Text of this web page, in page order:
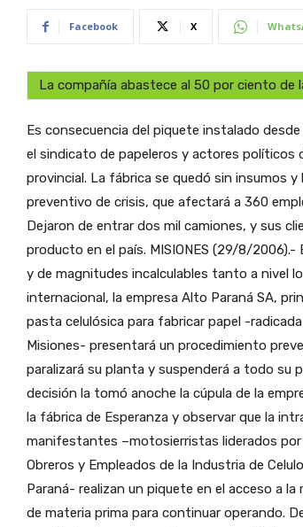
Facebook X
La compañía abastece al 50 por ciento de
Es consecuencia del piquete instalado
el sindicato de papeleros y actores políticos
provincial. La fábrica se quedó sin insumos
preventivo de crisis, que afectará a 360
Dejaron de entrar dos mil camiones, y sus
producto en el país. MISIONES (29/8/
y de magnitudes incalculables tanto a nivel
internacional, la empresa Alto Paraná SA,
pasta celulósica para fabricar papel -
Misiones- presentará un procedimiento
paralizará su planta y suspenderá a todo su
decisión la tomó anoche la cúpula de la
la fábrica de Esperanza y observar que la
manifestantes –motosierristas liderados
Obreros y Empleados de la Industria de
Paraná- realizan un piquete en el acceso a
de materia prima para continuar operando.